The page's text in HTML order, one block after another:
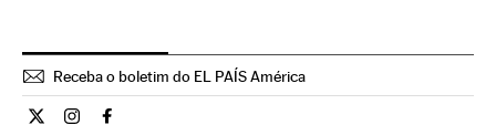
Receba o boletim do EL PAÍS América